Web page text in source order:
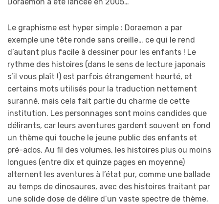
Le graphisme est hyper simple : Doraemon a par
exemple une tête ronde sans oreille… ce qui le rend
d’autant plus facile à dessiner pour les enfants ! Le
rythme des histoires (dans le sens de lecture japonais
s’il vous plaît !) est parfois étrangement heurté, et
certains mots utilisés pour la traduction nettement
suranné, mais cela fait partie du charme de cette
institution. Les personnages sont moins candides que
délirants, car leurs aventures gardent souvent en fond
un thème qui touche le jeune public des enfants et
pré-ados. Au fil des volumes, les histoires plus ou moins
longues (entre dix et quinze pages en moyenne)
alternent les aventures à l’état pur, comme une ballade
au temps de dinosaures, avec des histoires traitant par
une solide dose de délire d’un vaste spectre de thème,